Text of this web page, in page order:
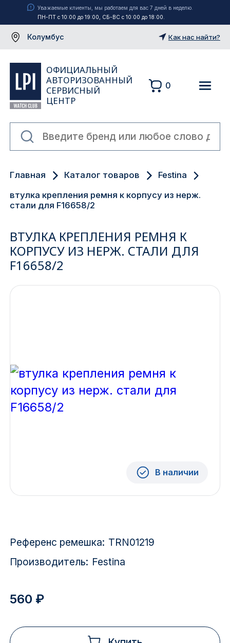
Уважаемые клиенты, мы работаем для вас 7 дней в неделю.
ПН-ПТ с 10:00 до 19:00, СБ-ВС с 10:00 до 18:00.
Колумбус
Екатеринбург
Санкт-Петербург
Ижевск
Волгоград
Кемерово
1 Мая
2717 км
2-я Смирновка
3-й Участок
Как нас найти?
ОФИЦИАЛЬНЫЙ
АВТОРИЗОВАННЫЙ
СЕРВИСНЫЙ
ЦЕНТР
0
Главная Каталог товаров
Festina
втулка крепления ремня к корпусу из нерж.
стали для F16658/2
ВТУЛКА КРЕПЛЕНИЯ РЕМНЯ К
КОРПУСУ ИЗ НЕРЖ. СТАЛИ ДЛЯ
F16658/2
В наличии
Референс ремешка: TRN01219
Производитель: Festina
560 ₽